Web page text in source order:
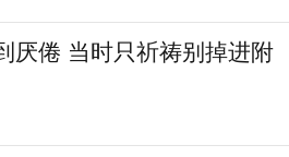
厌倦 当时只祈祷别掉进附